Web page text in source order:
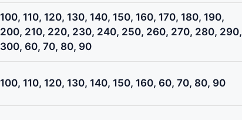
100, 110, 120, 130, 140, 150, 160, 170, 180, 190,
200, 210, 220, 230, 240, 250, 260, 270, 280, 290,
300, 60, 70, 80, 90
100, 110, 120, 130, 140, 150, 160, 60, 70, 80, 90